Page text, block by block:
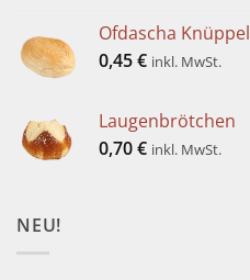
Ofdascha Knüppel
0,45€ inkl. MwSt.
Laugenbrötchen
0,70€ inkl. MwSt.
NEU!